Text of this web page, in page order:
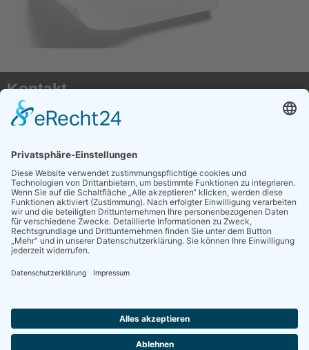
Kontakt
AKTX Pflege e.V.
50116 Bergheim
E-Mail:info@transplantationspflege.de
Social Media